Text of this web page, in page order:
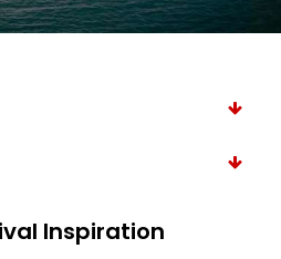
Inspiration